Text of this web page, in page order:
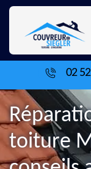
02
toiture